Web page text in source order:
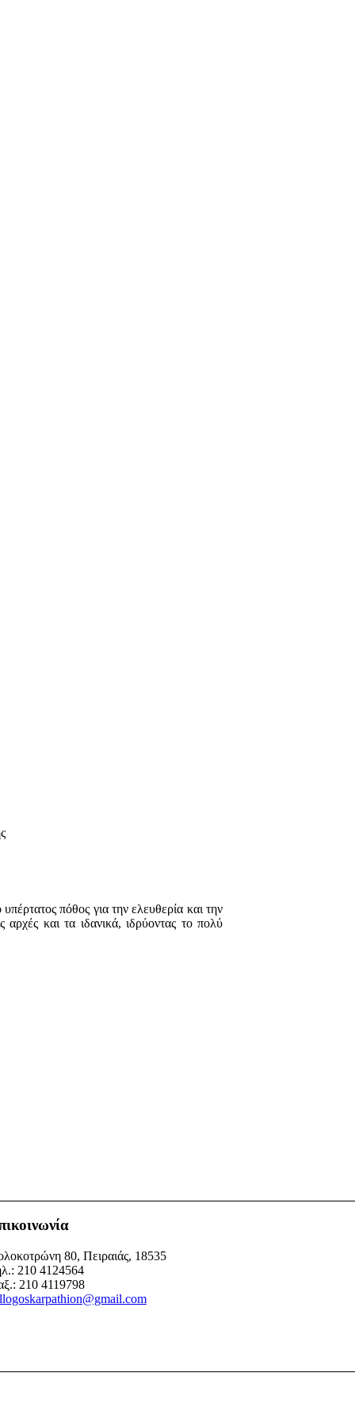
πόθος για την ελευθερία και την
και τα ιδανικά, ιδρύοντας το πολύ
80, Πειραιάς, 18535
210 4124564
210 4119798